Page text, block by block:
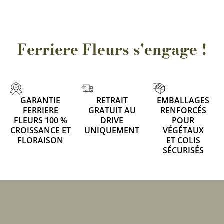
Ferriere Fleurs s'engage !
GARANTIE
FERRIERE
FLEURS 100 %
CROISSANCE ET
FLORAISON
RETRAIT
GRATUIT AU
DRIVE
UNIQUEMENT
EMBALLAGES
RENFORCÉS
POUR
VÉGÉTAUX
ET COLIS
SÉCURISÉS